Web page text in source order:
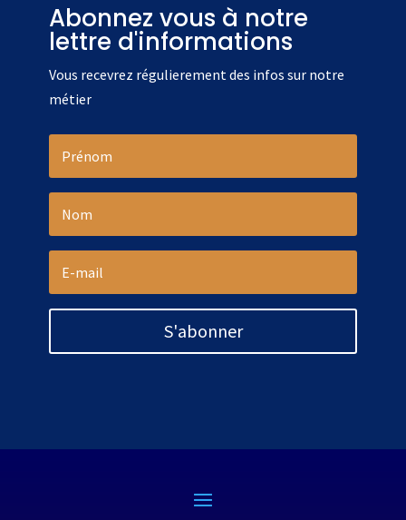
Abonnez vous à notre
lettre d'informations
Vous recevrez régulierement des infos sur notre
métier
S'abonner